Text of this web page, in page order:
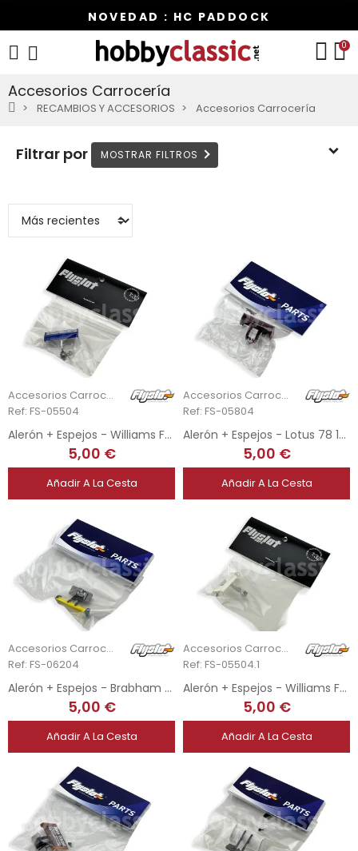
NOVEDAD : HC PADDOCK
0
Accesorios Carrocería
RECAMBIOS Y ACCESORIOS Accesorios Carrocería
Filtrar por
Accesorios Carrocería
Ref: FS-05504
Alerón + Espejos - Williams FW07 1980 - E. Salazar
5,00 €
Añadir A La Cesta
Accesorios Carrocería
Ref: FS-05804
Alerón + Espejos - Lotus 78 1977-78 - H. Rebaque
5,00 €
Añadir A La Cesta
Accesorios Carrocería
Ref: FS-06204
Alerón + Espejos - Brabham BT44 1976 - G. Edwards
5,00 €
Añadir A La Cesta
Accesorios Carrocería
Ref: FS-05504.1
Alerón + Espejos - Williams FW07 1980 - G. Lees
5,00 €
Añadir A La Cesta